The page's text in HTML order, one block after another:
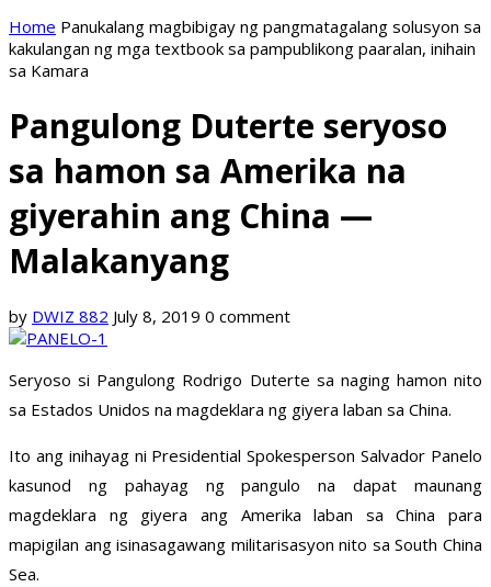
Home Panukalang magbibigay ng pangmatagalang solusyon sa
kakulangan ng mga textbook sa pampublikong paaralan, inihain
sa Kamara
Pangulong Duterte seryoso
sa hamon sa Amerika na
giyerahin ang China —
Malakanyang
by DWIZ 882 July 8, 2019 0 comment
Seryoso si Pangulong Rodrigo Duterte sa naging hamon nito
sa Estados Unidos na magdeklara ng giyera laban sa China.
Ito ang inihayag ni Presidential Spokesperson Salvador Panelo
kasunod ng pahayag ng pangulo na dapat maunang
magdeklara ng giyera ang Amerika laban sa China para
mapigilan ang isinasagawang militarisasyon nito sa South China
Sea.